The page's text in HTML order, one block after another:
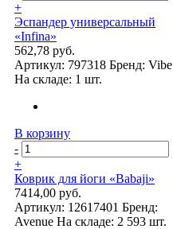
+
Эспандер универсальный
«Infina»
562,78 руб.
Артикул: 797318 Бренд: Vibe
На складе: 1 шт.
В корзину
-
+
Коврик для йоги «Babaji»
7414,00 руб.
Артикул: 12617401 Бренд:
Avenue На складе: 2 593 шт.